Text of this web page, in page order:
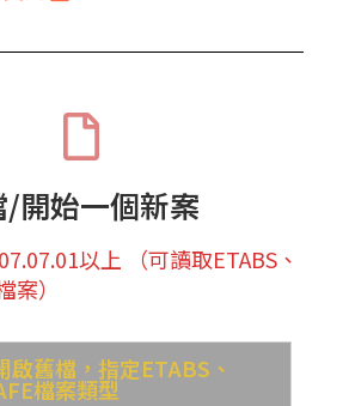
開始一個新案
以上 （可讀取ETABS、
案）
啟舊檔，指定ETABS、
檔案類型